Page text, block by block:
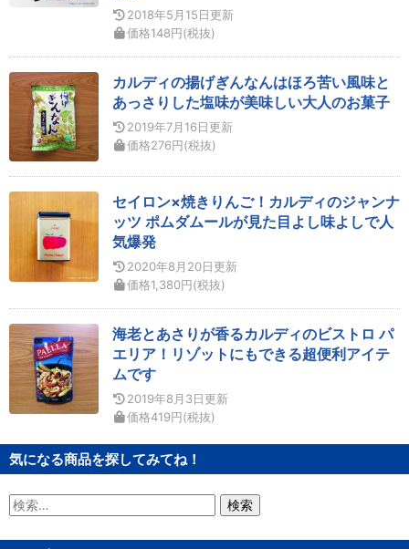
2018年5月15日更新
価格148円(税抜)
カルディの揚げぎんなんはほろ苦い風味と
あっさりした塩味が美味しい大人のお菓子
2019年7月16日更新
価格276円(税抜)
セイロン×焼きりんご！カルディのジャンナ
ッツ ポムダムールが見た目よし味よしで人
気爆発
2020年8月20日更新
価格1,380円(税抜)
海老とあさりが香るカルディのビストロ パ
エリア！リゾットにもできる超便利アイテ
ムです
2019年8月3日更新
価格419円(税抜)
気になる商品を探してみてね！
検